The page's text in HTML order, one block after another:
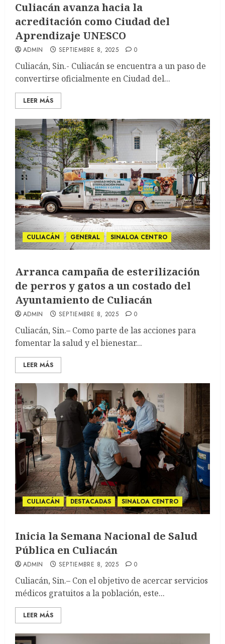
Culiacán avanza hacia la
acreditación como Ciudad del
Aprendizaje UNESCO
ADMIN SEPTIEMBRE 8, 2025 0
Culiacán, Sin.- Culiacán se encuentra a un paso de
convertirse oficialmente en Ciudad del...
LEER MÁS
CULIACÁN GENERAL SINALOA CENTRO
Arranca campaña de esterilización
de perros y gatos a un costado del
Ayuntamiento de Culiacán
ADMIN SEPTIEMBRE 8, 2025 0
Culiacán, Sin.– Como parte de las acciones para
fomentar la salud y el bienestar...
LEER MÁS
CULIACÁN DESTACADAS SINALOA CENTRO
Inicia la Semana Nacional de Salud
Pública en Culiacán
ADMIN SEPTIEMBRE 8, 2025 0
Culiacán, Sin.– Con el objetivo de acercar servicios
médicos gratuitos a la población, este...
LEER MÁS